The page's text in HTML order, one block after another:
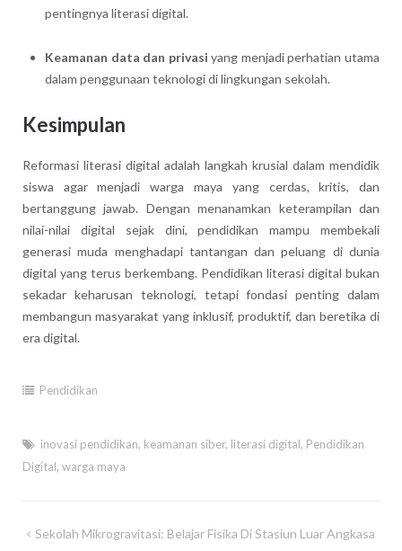
pentingnya literasi digital.
Keamanan data dan privasi yang menjadi perhatian utama
dalam penggunaan teknologi di lingkungan sekolah.
Kesimpulan
Reformasi literasi digital adalah langkah krusial dalam mendidik
siswa agar menjadi warga maya yang cerdas, kritis, dan
bertanggung jawab. Dengan menanamkan keterampilan dan
nilai-nilai digital sejak dini, pendidikan mampu membekali
generasi muda menghadapi tantangan dan peluang di dunia
digital yang terus berkembang. Pendidikan literasi digital bukan
sekadar keharusan teknologi, tetapi fondasi penting dalam
membangun masyarakat yang inklusif, produktif, dan beretika di
era digital.
Pendidikan
inovasi pendidikan, keamanan siber, literasi digital, Pendidikan
Digital, warga maya
Post
Sekolah Mikrogravitasi: Belajar Fisika Di Stasiun Luar Angkasa